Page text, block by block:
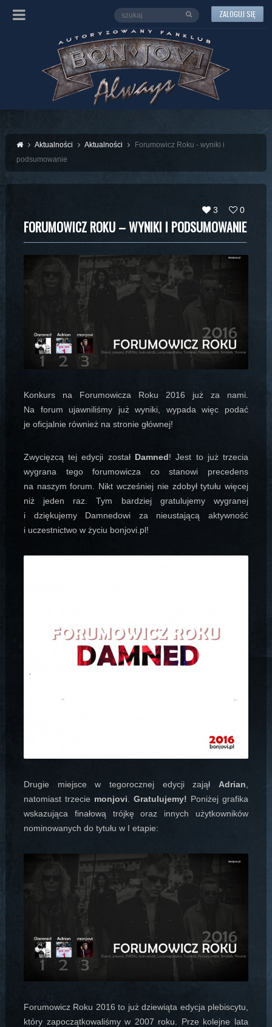
ZALOGUJ SIĘ
Aktualności Aktualności
Forumowicz Roku - wyniki i
podsumowanie
3 0
FORUMOWICZ ROKU – WYNIKI I PODSUMOWANIE
Konkurs na Forumowicza Roku 2016 już za nami.
Na forum ujawniliśmy już wyniki, wypada więc podać
je oficjalnie również na stronie głównej!
Zwycięzcą tej edycji został Damned! Jest to już trzecia
wygrana tego forumowicza co stanowi precedens
na naszym forum. Nikt wcześniej nie zdobył tytułu więcej
niż jeden raz. Tym bardziej gratulujemy wygranej
i dziękujemy Damnedowi za nieustającą aktywność
i uczestnictwo w życiu bonjovi.pl!
Drugie miejsce w tegorocznej edycji zająłAdrian
natomiast trzecie monjovi Gratulujemy! Poniżej grafika
wskazująca finałową trójkę oraz innych użytkowników
nominowanych do tytułu w I etapie:
Forumowicz Roku 2016 to już dziewiąta edycja plebiscytu,
który zapoczątkowaliśmy w 2007 roku. Prze kolejne lata